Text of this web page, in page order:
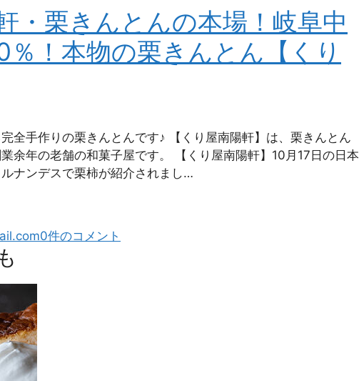
・栗きんとんの本場！岐阜中
％！本物の栗きんとん【くり
全手作りの栗きんとんです♪ 【くり屋南陽軒】は、栗きんとん
余年の老舗の和菓子屋です。 【くり屋南陽軒】10月17日の日本
ナンデスで栗柿が紹介されまし…
0件のコメント